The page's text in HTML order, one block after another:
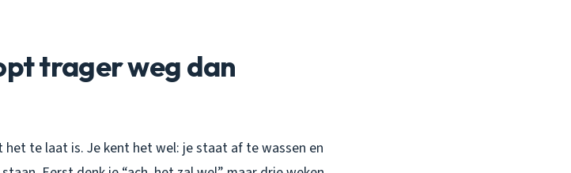
trager weg dan
te laat is. Je kent het wel: je staat af te wassen en